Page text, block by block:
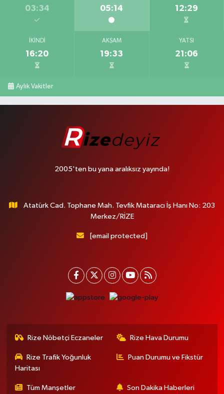
03:34 05:14 12:29
İKINDI
16:20
AKŞAM
19:33
YATSI
21:06
Aylık Vakitler
2005'ten bu yana aralıksız yayında!
Atatürk Cad. Tophane Mah. Tevfik Mataracı İş Hanı No: 203
Merkez/RİZE
[email protected]
Rize Nöbetçi Eczaneler Rize Hava Durumu
Rize Trafik Yoğunluk
Haritası
Puan Durumu ve Fikstür
Tüm Manşetler Son Dakika Haberleri